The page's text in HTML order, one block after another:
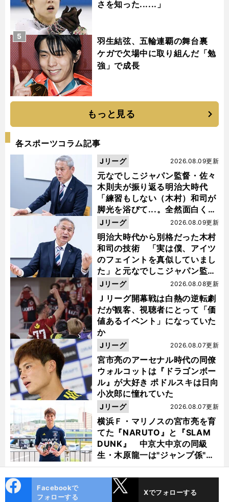
】
、
.
ボ
」
前
へ
さを知った......」
羽生結弦、五輪連覇の舞台裏
ケガで欠場中に取り組んだ「勉
強」で成長
5
もっと見る
各スポーツコラム記事
元なでしこジャパン監督・佐々
木則夫が振り返る明治大時代
「練習もしない（木村）和司が
脚光を浴びて...。全然面白くな
い４年間でした」
2026.08.09更新
Jリーグ
明治大時代から別格だった木村
和司の技術 「実は僕、アイツ
のフェイントを真似していまし
た」と元なでしこジャパン監
督・佐々木則夫
2026.08.09更新
Jリーグ
Ｊリーグ開幕戦は白熱の逆転劇
だが観客、視聴者にとって「価
値あるイベント」になっていた
か
2026.08.08更新
Jリーグ
宮市亮のアーセナル時代の同僚
ウォルコットは『ドラゴンボー
ル』が大好き ポドルスキは日向
小次郎に憧れていた
2026.08.07更新
Jリーグ
横浜Ｆ・マリノスの宮市亮を育
てた『NARUTO』と『SLAM
DUNK』 中京大中京の同級
生・木原龍一は"ジャンプ係"だ
った
2026.08.07更新
Jリーグ
ok
Facebookで
フォローする
Xでフォローする